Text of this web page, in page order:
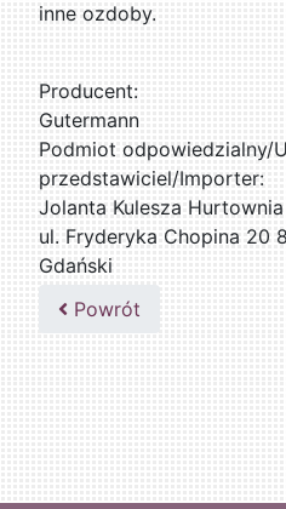
inne ozdoby.
Producent:
Gutermann
Podmiot odpowiedzialny/
przedstawiciel/Importer:
Jolanta Kulesza
ul. Fryderyka Chopina 20
Gdański
502047435
Powrót